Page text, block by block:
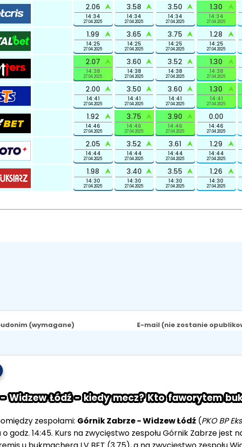
2.06
14:34
27.04.2025
3.58
14:34
27.04.2025
3.50
14:34
27.04.2025
1.30
14:34
27.04.2025
1.99
14:25
27.04.2025
3.65
14:25
27.04.2025
3.75
14:25
27.04.2025
1.28
14:25
27.04.2025
2.07
14:38
27.04.2025
3.60
14:38
27.04.2025
3.52
14:38
27.04.2025
1.30
14:38
27.04.2025
2.00
14:41
27.04.2025
3.50
14:41
27.04.2025
3.60
14:41
27.04.2025
1.30
14:41
27.04.2025
1.92
14:46
27.04.2025
3.75
14:46
27.04.2025
3.90
14:46
27.04.2025
0.00
14:46
27.04.2025
2.05
14:44
27.04.2025
3.52
14:44
27.04.2025
3.61
14:44
27.04.2025
1.29
14:44
27.04.2025
1.98
14:30
27.04.2025
3.40
14:30
27.04.2025
3.55
14:30
27.04.2025
1.26
14:30
27.04.2025
(wymagane) E-mail (nie zostanie
Widzew Łódź - kiedy mecz? Kto faworytem
zespołami: Górnik Zabrze - Widzew Łódź (PKO BP
godz. 14:45. Kurs na zwycięstwo zespołu Górnik Zabrze jest